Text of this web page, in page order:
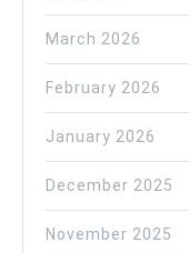
March 2026
February 2026
January 2026
December 2025
November 2025